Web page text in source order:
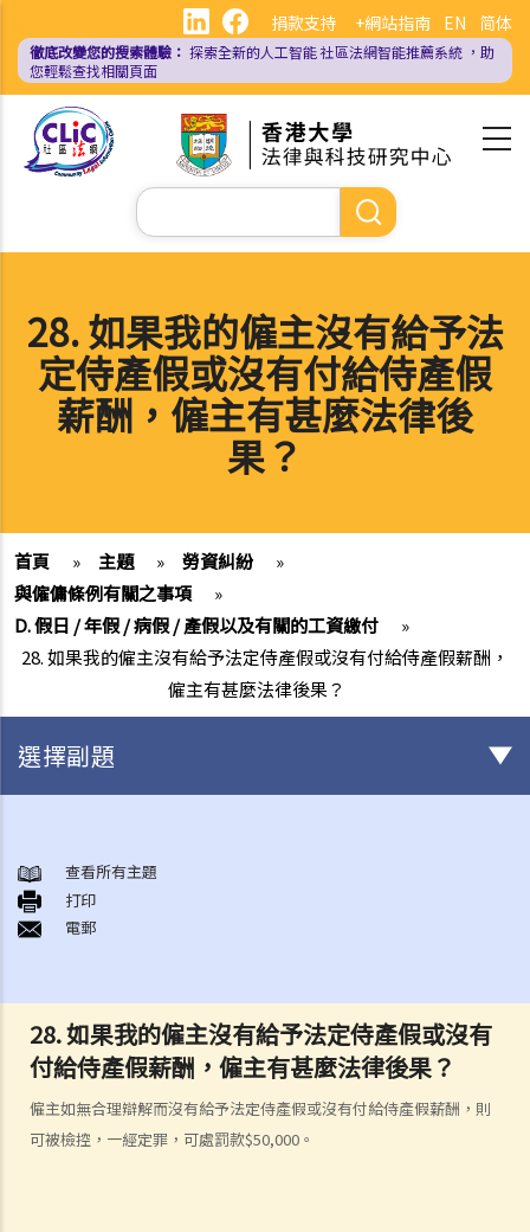
內
EN 简体
捐款支持 +網站指南
徹底改變您的搜索體驗： 探索全新的人工智能社區法網智能推薦系統 ，助
您輕鬆查找相關頁面
Search
28. 如果我的僱主沒有給予法
定侍產假或沒有付給侍產假
薪酬，僱主有甚麼法律後
果？
首頁 » 主題 » 勞資糾紛
»
與僱傭條例有關之事項
»
D. 假日 / 年假 / 病假 / 產假以及有關的工資繳付
»
28. 如果我的僱主沒有給予法定侍產假或沒有付給侍產假薪酬，
僱主有甚麼法律後果？
28. 如果我的僱主沒有給予法定侍產假或沒有
付給侍產假薪酬，僱主有甚麼法律後果？
僱主如無合理辯解而沒有給予法定侍產假或沒有付給侍產假薪酬，則
可被檢控，一經定罪，可處罰款$50,000。
選擇副題
A. 「僱傭合約」之闡釋
1. 僱傭合約的持續期是多久？
2. 甚麼是「連續性」僱傭合約？
3. 僱主是否可以選擇簽訂一系列較短且間斷的僱傭合同，以避免向僱員
提供法定福利和權益？
3. 如何分辨「僱傭合約」以及「獨立承包商（或自僱人士）之服務合
約」？
查看所有主題
打印
電郵